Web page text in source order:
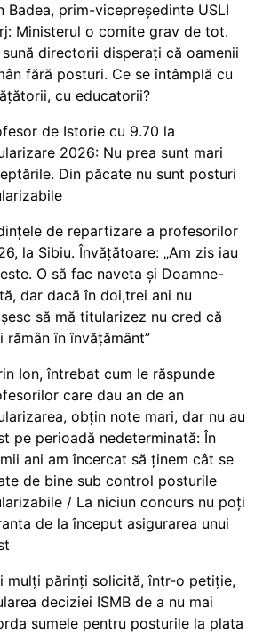
Badea, prim-vicepreședinte USLI
Ministerul o comite grav de tot.
sună directorii disperați că oamenii
fără posturi. Ce se întâmplă cu
cu educatorii?
de Istorie cu 9.70 la
2026: Nu prea sunt mari
Din păcate nu sunt posturi
de repartizare a profesorilor
la Sibiu. Învățătoare: „Am zis iau
O să fac naveta și Doamne-
dar dacă în doi,trei ani nu
să mă titularizez nu cred că
rămân în învățământ”
Ion, întrebat cum le răspunde
care dau an de an
obțin note mari, dar nu au
pe perioadă nedeterminată: În
ani am încercat să ținem cât se
de bine sub control posturile
/ La niciun concurs nu poți
de la început asigurarea unui
mulți părinți solicită, într-o petiție,
deciziei ISMB de a nu mai
sumele pentru posturile la plata